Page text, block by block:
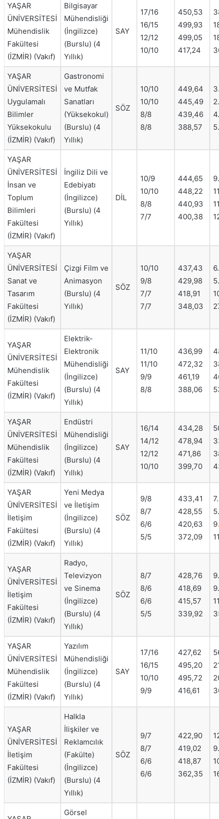
YAŞAR
ÜNİVERSİTESİ
Mühendislik
Fakültesi
(İZMİR) (Vakıf)
Bilgisayar
Mühendisliği
(İngilizce)
(Burslu) (4
Yıllık)
SAY
17/16
16/15
12/12
10/10
450,53
499,93
499,05
417,24
YAŞAR
ÜNİVERSİTESİ
Uygulamalı
Bilimler
Yüksekokulu
(İZMİR) (Vakıf)
Gastronomi
ve Mutfak
Sanatları
(Yüksekokul)
(Burslu) (4
Yıllık)
SÖZ
10/10
10/10
8/8
8/8
449,64
445,49
439,46
388,57
YAŞAR
ÜNİVERSİTESİ
İnsan ve
Toplum
Bilimleri
Fakültesi
(İZMİR) (Vakıf)
İngiliz Dili ve
Edebiyatı
(İngilizce)
(Burslu) (4
Yıllık)
DİL
10/9
10/10
8/8
7/7
444,65
448,22
440,93
400,38
YAŞAR
ÜNİVERSİTESİ
Sanat ve
Tasarım
Fakültesi
(İZMİR) (Vakıf)
Çizgi Film ve
Animasyon
(Burslu) (4
Yıllık)
SÖZ
10/10
9/8
7/7
7/7
437,43
429,98
418,91
348,03
YAŞAR
ÜNİVERSİTESİ
Mühendislik
Fakültesi
(İZMİR) (Vakıf)
Elektrik-
Elektronik
Mühendisliği
(İngilizce)
(Burslu) (4
Yıllık)
SAY
11/10
11/10
9/9
8/8
436,99
472,32
461,19
388,06
YAŞAR
ÜNİVERSİTESİ
Mühendislik
Fakültesi
(İZMİR) (Vakıf)
Endüstri
Mühendisliği
(İngilizce)
(Burslu) (4
Yıllık)
SAY
16/14
14/12
12/12
10/10
434,28
478,94
471,86
399,70
YAŞAR
ÜNİVERSİTESİ
İletişim
Fakültesi
(İZMİR) (Vakıf)
Yeni Medya
ve İletişim
(İngilizce)
(Burslu) (4
Yıllık)
SÖZ
9/8
8/7
6/6
5/5
433,41
428,55
420,63
372,09
9.
YAŞAR
ÜNİVERSİTESİ
İletişim
Fakültesi
(İZMİR) (Vakıf)
Radyo,
Televizyon
ve Sinema
(İngilizce)
(Burslu) (4
Yıllık)
SÖZ
8/7
8/6
6/6
5/5
428,76
418,69
415,57
339,92
YAŞAR
ÜNİVERSİTESİ
Mühendislik
Fakültesi
(İZMİR) (Vakıf)
Yazılım
Mühendisliği
(İngilizce)
(Burslu) (4
Yıllık)
SAY
17/16
16/15
10/10
9/9
427,62
495,20
495,72
416,61
YAŞAR
ÜNİVERSİTESİ
İletişim
Fakültesi
(İZMİR) (Vakıf)
Halkla
İlişkiler ve
Reklamcılık
(Fakülte)
(İngilizce)
(Burslu) (4
Yıllık)
SÖZ
9/7
8/7
6/6
6/6
422,90
419,02
418,87
362,35
Görsel